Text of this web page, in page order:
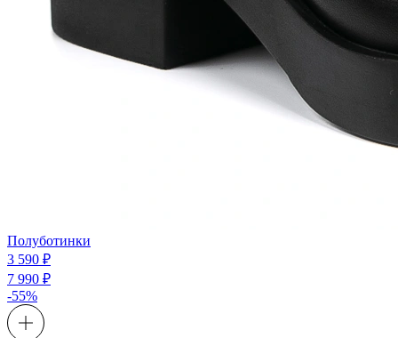
Полуботинки
3 590 ₽
7 990 ₽
-55%